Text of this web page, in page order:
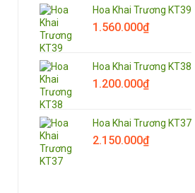
Hoa Khai Trương KT39
1.560.000₫
Hoa Khai Trương KT38
1.200.000₫
Hoa Khai Trương KT37
2.150.000₫